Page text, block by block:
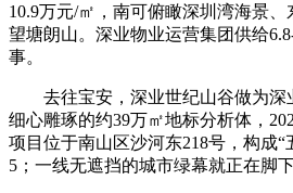
10.9万元/㎡，南可俯瞰深圳湾海景
望塘朗山。深业物业运营集团供给
事。
去往宝安，深业世纪山谷做为深
细心雕琢的约39万㎡地标分析体，
项目位于南山区沙河东218号，构成“
5；一线无遮挡的城市绿幕就正在脚